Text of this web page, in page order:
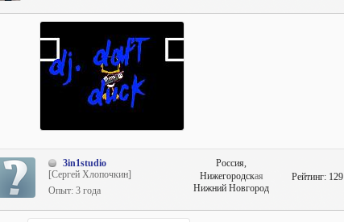
3in1studio
[Сергей Хлопочкин]
Опыт: 3 года
Рейтинг:129
Россия,
Нижегородская
(Горьковская),
Нижний Новгород